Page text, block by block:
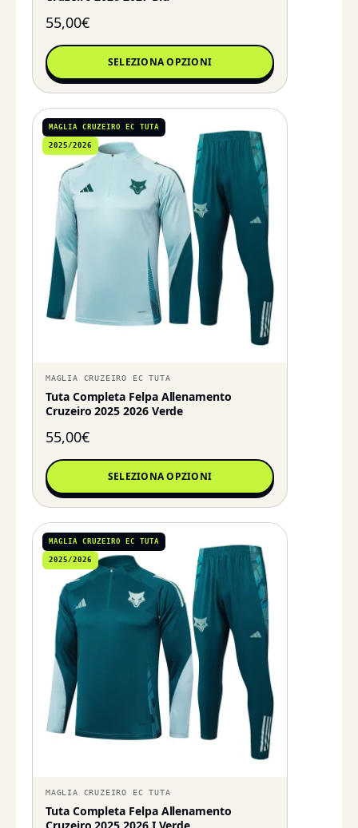
55,00€
SELEZIONA OPZIONI
MAGLIA CRUZEIRO EC TUTA
2025/2026
MAGLIA CRUZEIRO EC TUTA
Tuta Completa Felpa Allenamento
Cruzeiro 2025 2026 Verde
55,00€
SELEZIONA OPZIONI
MAGLIA CRUZEIRO EC TUTA
2025/2026
MAGLIA CRUZEIRO EC TUTA
Tuta Completa Felpa Allenamento